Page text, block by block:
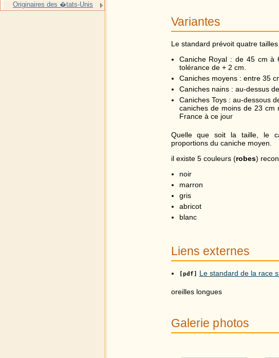
Variantes
Le standard prévoit quatre
Caniche Royal : de 45 cm à
tolérance de + 2 cm.
Caniches moyens : entre 35
Caniches nains : au-dessus
Caniches Toys : au-dessous
caniches de moins de 23 cm
France à ce jour
Quelle que soit la taille, le
proportions du caniche moyen.
il existe 5 couleurs (robes)
noir
marron
gris
abricot
blanc
Liens externes
[pdf] Le standard de la race
oreilles longues
Galerie photos
Originaires des �tats-Unis